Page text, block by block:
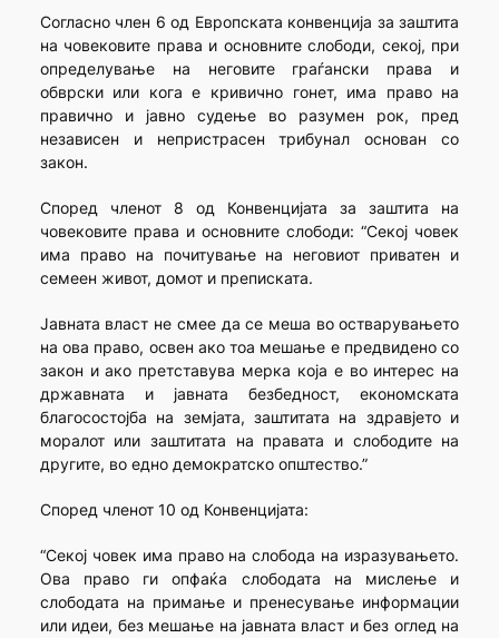
Согласно член 6 од Европската конвенција за заштита
на човековите права и основните слободи, секој, при
определување на неговите граѓански права и
обврски или кога е кривично гонет, има право на
правично и јавно судење во разумен рок, пред
независен и непристрасен трибунал основан со
закон.
Според членот 8 од Конвенцијата за заштита на
човековите права и основните слободи: “Секој човек
има право на почитување на неговиот приватен и
семеен живот, домот и преписката.
Јавната власт не смее да се меша во остварувањето
на ова право, освен ако тоа мешање е предвидено со
закон и ако претставува мерка која е во интерес на
државната и јавната безбедност, економската
благосостојба на земјата, заштитата на здравјето и
моралот или заштитата на правата и слободите на
другите, во едно демократско општество.”
Според членот 10 од Конвенцијата:
“Секој човек има право на слобода на изразувањето.
Ова право ги опфаќа слободата на мислење и
слободата на примање и пренесување информации
или идеи, без мешање на јавната власт и без оглед на